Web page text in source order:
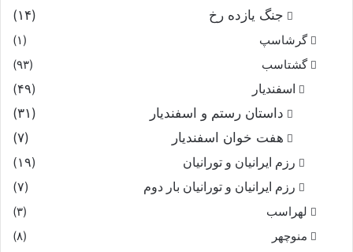
جنگ یازده رخ
(۱۴)
گرشاسپ
(۱)
گشتاسب
(۹۳)
اسفندیار
(۴۹)
داستان رستم و اسفندیار
(۳۱)
هفت خوان اسفندیار
(۷)
رزم ایرانیان و تورانیان
(۱۹)
رزم ایرانیان و تورانیان بار دوم
(۷)
لهراسب
(۳)
منوچهر
(۸)